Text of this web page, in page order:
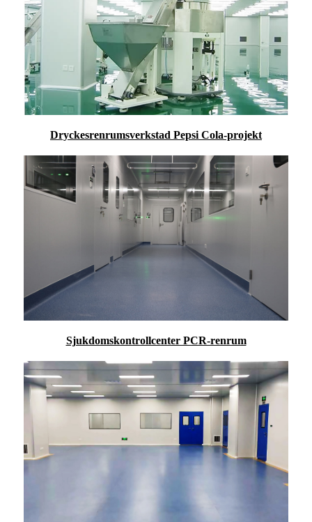
Dryckesrenrumsverkstad Pepsi Cola-projekt
Sjukdomskontrollcenter PCR-renrum